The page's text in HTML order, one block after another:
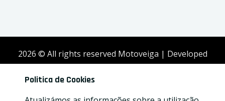
2026 © All rights reserved Motoveiga | Developed
byActivex
Politica de Cookies